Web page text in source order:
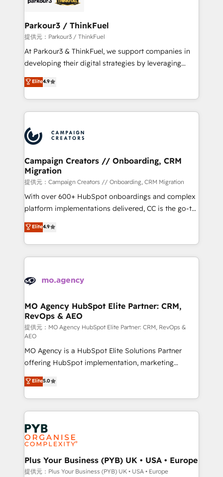
companies scale faster and smarter. 🔹 BOOMS:
Demand generation for all your buyers With BOOMS,
you invest in 100% of your buyers, accelerating your
growth and positioning yourself as an undisputed
transformation process A methodology designed to
implement HubSpot effectively and optimize your
record of business transformation, our growth-first
approach has helped brands dominate their
Parkour3 / ThinkFuel
提供元：Parkour3 / ThinkFuel
At Parkour3 & ThinkFuel, we support companies in
developing their digital strategies by leveraging
technologies and automating their marketing and
sales processes to generate growth. Our offer spans
from Strategy to Operations. We specialize in CRM
onboarding and implementation, web design, sales
extensive experience working with tech companies
and manufacturers since 2002, we are committed to
empowering our clients and developing their
autonomy. Get to grips with HubSpot through
guided implementation and seamless integration of
the CRM platform into your digital ecosystem. Would
you like support in deploying your inbound
to your needs and sales objectives. With 125+
certifications, we are part of the most certified
services are offered in both English & French.
Elite4.9
Campaign Creators // Onboarding, CRM
Migration
提供元：Campaign Creators // Onboarding, CRM Migration
With over 600+ HubSpot onboardings and complex
platform implementations delivered, CC is the go-to
Elite Solutions Partner for businesses ready to
migrate, replatform, and scale smarter. We specialize
in high-impact CRM and CMS migrations and
onboarding from platforms like Salesforce, NetSuite,
WordPress and legacy CRMs, turning fragmented
architectures that accelerate revenue operations and
performance. - Multi-object CRM migration, cleanup,
and implementation. - Pre-built and custom
integrations across your full tech stack. - Custom
object setup, CMS builds, and full-funnel automation.
- Dashboards, lifecycle campaigns, and lead
nurturing sequences. - Cross-hub setup across
Marketing, Sales, Operations, and Service Hubs. -
Ongoing optimization, managed support, and
scalable retainers. Let’s make HubSpot your most
powerful growth engine. Built to convert, scale, and
drive results.
Elite4.9
MO Agency HubSpot Elite Partner: CRM,
RevOps & AEO
提供元：MO Agency HubSpot Elite Partner: CRM, RevOps &
AEO
MO Agency is a HubSpot Elite Solutions Partner
offering HubSpot implementation, marketing
automation, CRM and RevOps consulting, data
architecture, sales enablement, lifecycle automation,
lead scoring and revenue reporting. HubSpot,
Salesforce and integrated enterprise stacks. Digital
Marketing, Answer Engine Optimisation, and
Generative Engine Optimisation (AI Search),
HubSpot Content Hub, WordPress development,
B2B SEO, paid media, and content. We work with
enterprise and growth-led companies across
Elite5.0
Plus Your Business (PYB) UK • USA • Europe
提供元：Plus Your Business (PYB) UK • USA • Europe